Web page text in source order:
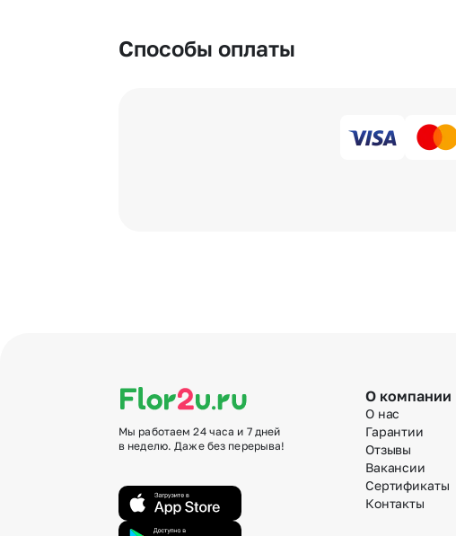
Способы оплаты
Мы работаем 24 часа и 7 дней
в неделю. Даже без перерыва!
О компании
О нас
Гарантии
Отзывы
Вакансии
Сертификаты
Контакты